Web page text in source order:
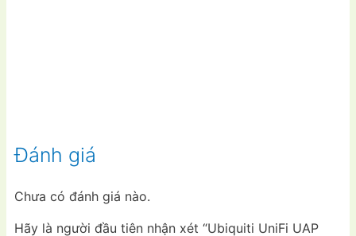
Đánh giá
Chưa có đánh giá nào.
Hãy là người đầu tiên nhận xét “Ubiquiti UniFi UAP